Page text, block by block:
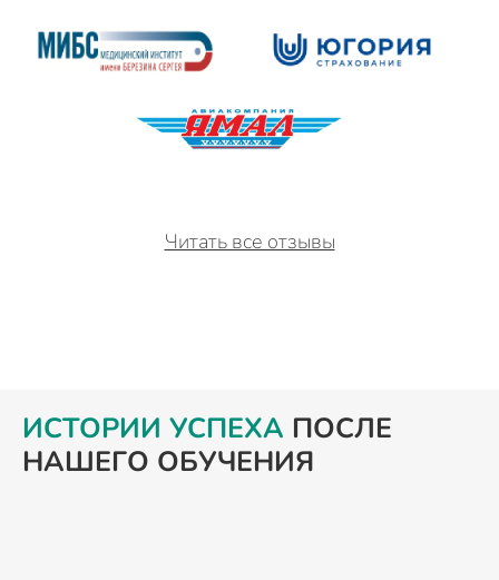
Читать все отзывы
ИСТОРИИ УСПЕХА ПОСЛЕ
НАШЕГО ОБУЧЕНИЯ